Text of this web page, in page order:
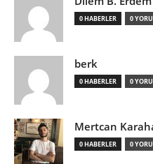
0 HABERLER 0
berk
0 HABERLER 0
Mertcan
0 HABERLER 0